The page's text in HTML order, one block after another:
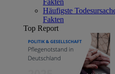
Häufigste
Fakten
Top Report